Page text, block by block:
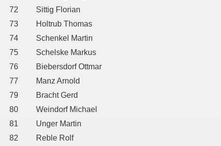
72
Sittig Florian
73
Holtrub Thomas
74
Schenkel Martin
75
Schelske Markus
76
Biebersdorf Ottmar
77
Manz Arnold
79
Bracht Gerd
80
Weindorf Michael
81
Unger Martin
82
Reble Rolf